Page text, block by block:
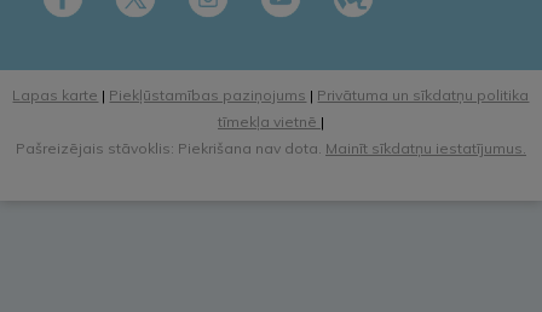
Lapas karte | Piekļūstamības paziņojums | Privātuma un sīkdatņu politika
tīmekļa vietnē |
Pašreizējais stāvoklis: Piekrišana nav dota. Mainīt sīkdatņu iestatījumus.